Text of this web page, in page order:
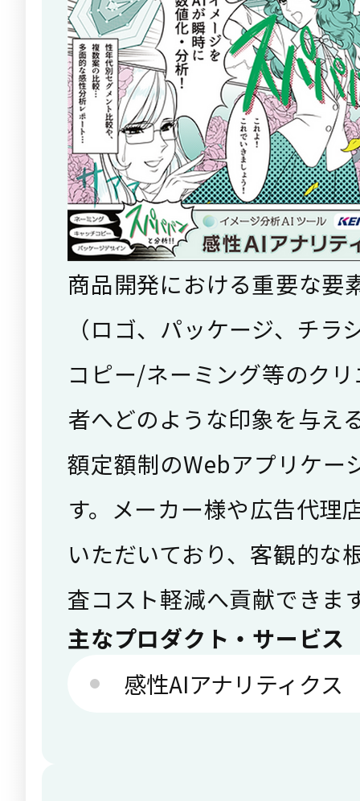
商品開発における重要な要
（ロゴ、パッケージ、チ
コピー/ネーミング等のク
者へどのような印象を与え
額定額制のWebアプリケー
す。メーカー様や広告代理
いただいており、客観的な
査コスト軽減へ貢献できま
主なプロダクト・サービス
感性AIアナリティクス